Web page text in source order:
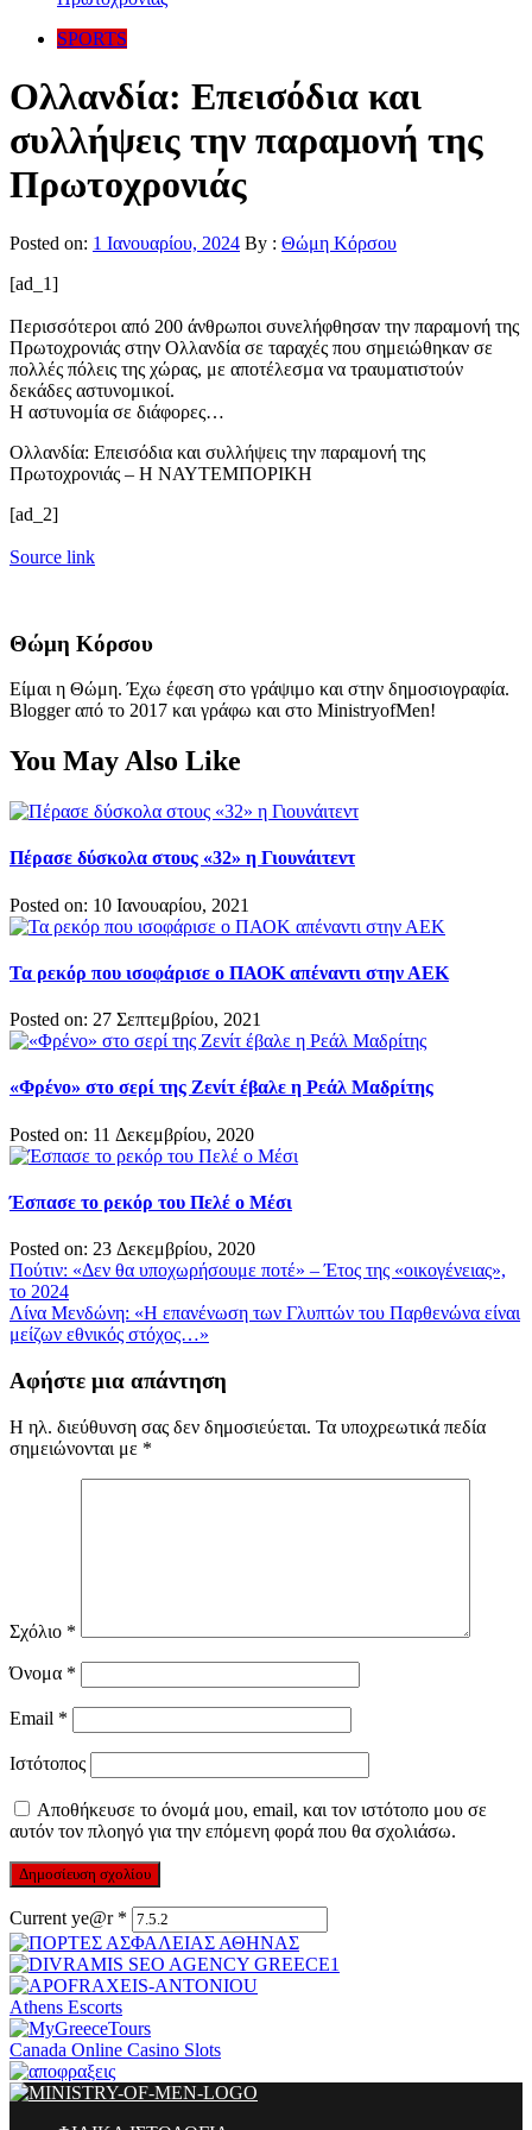
SPORTS
Ολλανδία: Επεισόδια και
συλλήψεις την παραμονή της
Πρωτοχρονιάς
Posted on: 1 Ιανουαρίου, 2024 By : Θώμη Κόρσου
[ad_1]
Περισσότεροι από 200 άνθρωποι συνελήφθησαν την παραμονή της
Πρωτοχρονιάς στην Ολλανδία σε ταραχές που σημειώθηκαν σε
πολλές πόλεις της χώρας, με αποτέλεσμα να τραυματιστούν
δεκάδες αστυνομικοί.
Η αστυνομία σε διάφορες…
Ολλανδία: Επεισόδια και συλλήψεις την παραμονή της
Πρωτοχρονιάς – Η ΝΑΥΤΕΜΠΟΡΙΚΗ
[ad_2]
Source link
Θώμη Κόρσου
Είμαι η Θώμη. Έχω έφεση στο γράψιμο και στην δημοσιογραφία.
Blogger από το 2017 και γράφω και στο MinistryofMen!
You May Also Like
Πέρασε δύσκολα στους «32» η Γιουνάιτεντ
Posted on: 10 Ιανουαρίου, 2021
Τα ρεκόρ που ισοφάρισε ο ΠΑΟΚ απέναντι στην ΑΕΚ
Posted on: 27 Σεπτεμβρίου, 2021
«Φρένο» στο σερί της Ζενίτ έβαλε η Ρεάλ Μαδρίτης
Posted on: 11 Δεκεμβρίου, 2020
Έσπασε το ρεκόρ του Πελέ ο Μέσι
Posted on: 23 Δεκεμβρίου, 2020
Πλοήγηση
άρθρων
Πούτιν: «Δεν θα υποχωρήσουμε ποτέ» – Έτος της «οικογένειας»,
το 2024
Λίνα Μενδώνη: «Η επανένωση των Γλυπτών του Παρθενώνα είναι
μείζων εθνικός στόχος…»
Αφήστε μια απάντηση
Η ηλ. διεύθυνση σας δεν δημοσιεύεται. Τα υποχρεωτικά πεδία
σημειώνονται με *
Σχόλιο *
Όνομα *
Email *
Ιστότοπος
Αποθήκευσε το όνομά μου, email, και τον ιστότοπο μου σε
αυτόν τον πλοηγό για την επόμενη φορά που θα σχολιάσω.
Current ye@r *
Athens Escorts
Canada Online Casino Slots